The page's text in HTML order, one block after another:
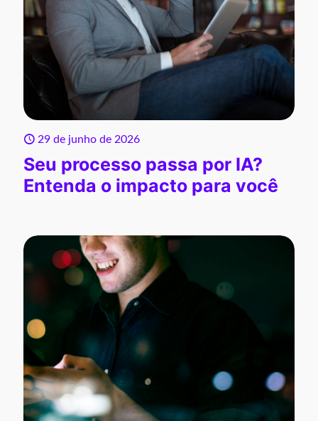
29 de junho de 2026
Seu processo passa por IA?
Entenda o impacto para você